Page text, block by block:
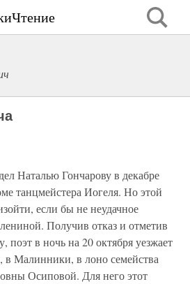
Наталью Гончарову в декабре
танцмейстера Иогеля. Но этой
если бы не неудачное
Получив отказ и отметив
в ночь на 20 октября уезжает
Малинники, в лоно семейства
Осиповой. Для него этот